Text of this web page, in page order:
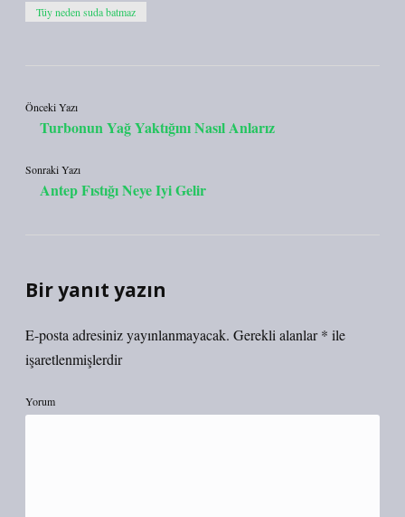
Tüy neden suda batmaz
Önceki Yazı
Turbonun Yağ Yaktığını Nasıl Anlarız
Sonraki Yazı
Antep Fıstığı Neye Iyi Gelir
Bir yanıt yazın
E-posta adresiniz yayınlanmayacak. Gerekli alanlar* ile
işaretlenmişlerdir
Yorum